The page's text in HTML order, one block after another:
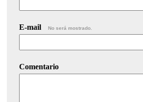
E-mail No será mostrado.
Comentario